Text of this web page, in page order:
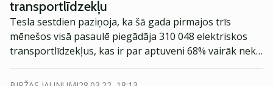
transportlīdzekļu
Tesla sestdien paziņoja, ka šā gada pirmajos trīs
mēnešos visā pasaulē piegādāja 310 048 elektriskos
transportlīdzekļus, kas ir par aptuveni 68% vairāk nekā
gadu iepriekš.